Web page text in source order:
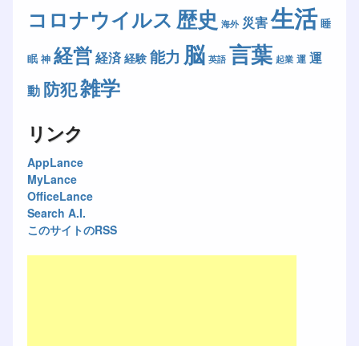
コロナウイルス 歴史 海外 災害生活 睡
眠 神 経営経済 経験 能力 脳 英語 言葉 起業 運 運
動 防犯雑学
リンク
AppLance
MyLance
OfficeLance
Search A.I.
このサイトのRSS